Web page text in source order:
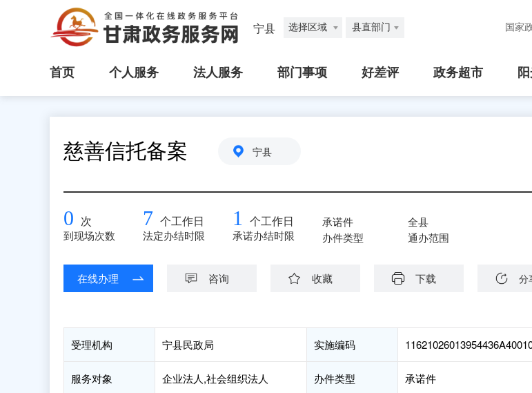
宁县 选择区域 县直部门 国家
首页 个人服务 法人服务 部门事项 好差评 政务超市
慈善信托备案 宁县
0 次
到现场次数
7 个工作日
法定办结时限
1 个工作日
承诺办结时限
承诺件
办件类型
全县
通办范围
在线办理 咨询 收藏 下载 分
受理机构 宁县民政局 实施编码
服务对象 企业法人,社会组织法人 办件类型 承诺件